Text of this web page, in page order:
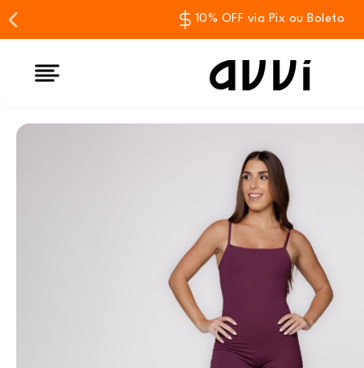
10% OFF via Pix ou Boleto